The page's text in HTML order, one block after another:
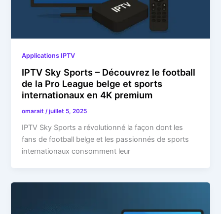
Applications IPTV
IPTV Sky Sports – Découvrez le football
de la Pro League belge et sports
internationaux en 4K premium
omarait/juillet 5, 2025
IPTV Sky Sports a révolutionné la façon dont les
fans de football belge et les passionnés de sports
internationaux consomment leur